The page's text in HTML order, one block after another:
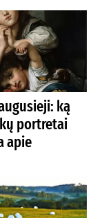
ką
portretai
apie